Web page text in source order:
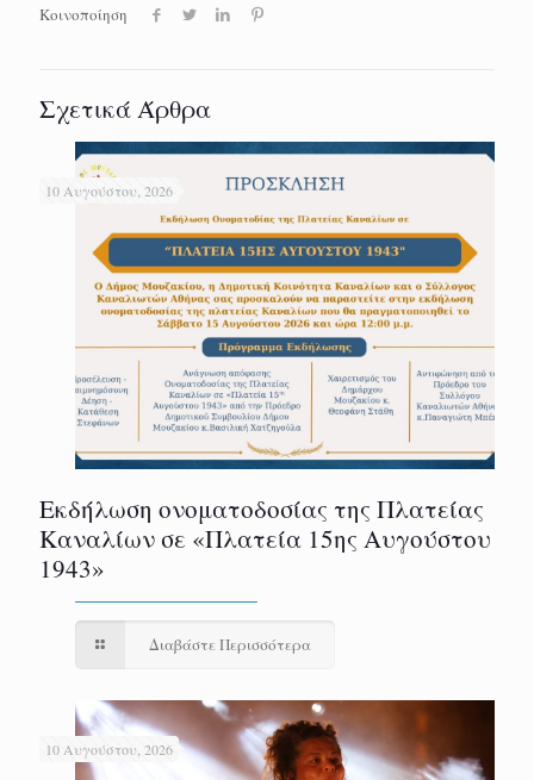
Κοινοποίηση
Σχετικά Άρθρα
10 Αυγούστου, 2026
Εκδήλωση ονοματοδοσίας της Πλατείας
Καναλίων σε «Πλατεία 15ης Αυγούστου
1943»
Διαβάστε Περισσότερα
10 Αυγούστου, 2026